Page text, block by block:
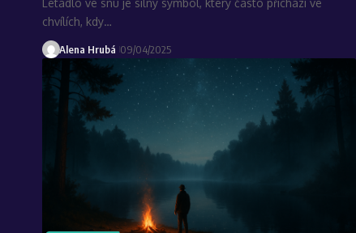
Letadlo ve snu je silný symbol, který často přichází ve
chvílích, kdy…
Alena Hrubá 09/04/2025